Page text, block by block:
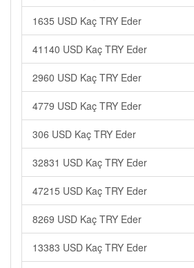
1635 USD Kaç TRY Eder
41140 USD Kaç TRY Eder
2960 USD Kaç TRY Eder
4779 USD Kaç TRY Eder
306 USD Kaç TRY Eder
32831 USD Kaç TRY Eder
47215 USD Kaç TRY Eder
8269 USD Kaç TRY Eder
13383 USD Kaç TRY Eder